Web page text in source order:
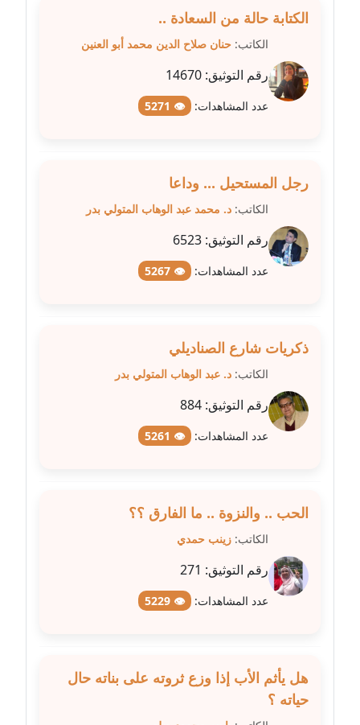
عاملة
مدونة شيماء مكى
عاملة
مدونة صفا غنيم
عاملة
عاملة
مدونة طلبة رضوان
متوفي
مدونة طه ابوزيد
مدونة عاصم عرابي
عاملة
مدونة عبد الحميد ابراهيم
عاملة
عاملة
الكتابة حالة من السعادة ..
الكاتب: حنان صلاح الدين محمد أبو العنين
رقم التوثيق: 14670
عدد المشاهدات: 👁 5271
رجل المستحيل ... وداعا
الكاتب: د. محمد عبد الوهاب المتولي بدر
رقم التوثيق: 6523
عدد المشاهدات: 👁 5267
ذكريات شارع الصناديلي
الكاتب: د. عبد الوهاب المتولي بدر
رقم التوثيق: 884
عدد المشاهدات: 👁 5261
الحب .. والنزوة .. ما الفارق ؟؟
الكاتب: زينب حمدي
رقم التوثيق: 271
عدد المشاهدات: 👁 5229
هل يأثم الأب إذا وزع ثروته على بناته حال
حياته ؟